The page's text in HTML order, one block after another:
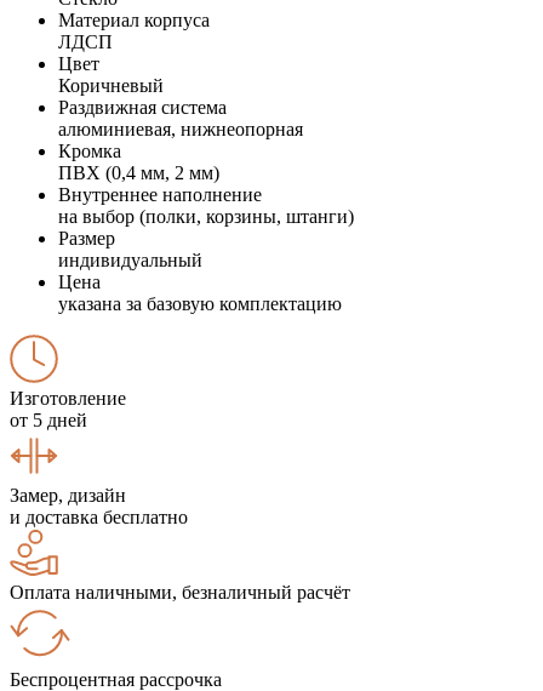
Материал корпуса
ЛДСП
Цвет
Коричневый
Раздвижная система
алюминиевая, нижнеопорная
Кромка
ПВХ (0,4 мм, 2 мм)
Внутреннее наполнение
на выбор (полки, корзины, штанги)
Размер
индивидуальный
Цена
указана за базовую комплектацию
Изготовление
от 5 дней
Замер, дизайн
и доставка бесплатно
Оплата наличными, безналичный расчёт
Беспроцентная рассрочка